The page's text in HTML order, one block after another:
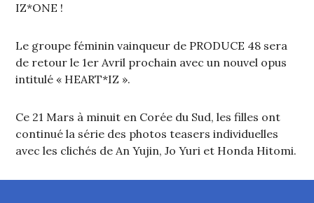
IZ*ONE !
Le groupe féminin vainqueur de PRODUCE 48 sera
de retour le 1er Avril prochain avec un nouvel opus
intitulé « HEART*IZ ».
Ce 21 Mars à minuit en Corée du Sud, les filles ont
continué la série des photos teasers individuelles
avec les clichés de An Yujin, Jo Yuri et Honda Hitomi.